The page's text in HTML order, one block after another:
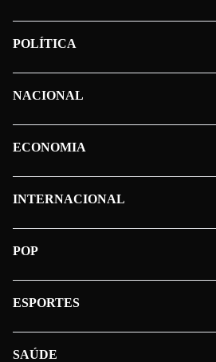
POLÍTICA
NACIONAL
ECONOMIA
INTERNACIONAL
POP
ESPORTES
SAÚDE